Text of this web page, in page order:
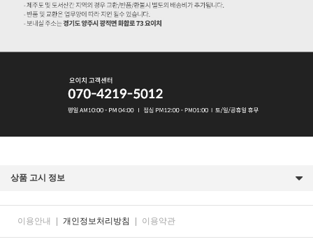
상품 고시 정보
이용안내 | 개인정보처리방침 | 이용약관